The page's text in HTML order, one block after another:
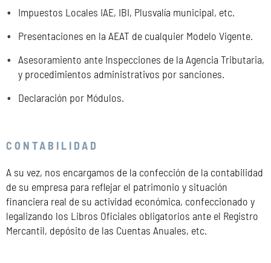
Impuestos Locales IAE, IBI, Plusvalía municipal, etc.
Presentaciones en la AEAT de cualquier Modelo Vigente.
Asesoramiento ante Inspecciones de la Agencia Tributaria,
y procedimientos administrativos por sanciones.
Declaración por Módulos.
CONTABILIDAD
A su vez, nos encargamos de la confección de la contabilidad
de su empresa para reflejar el patrimonio y situación
financiera real de su actividad económica, confeccionado y
legalizando los Libros Oficiales obligatorios ante el Registro
Mercantil, depósito de las Cuentas Anuales, etc.